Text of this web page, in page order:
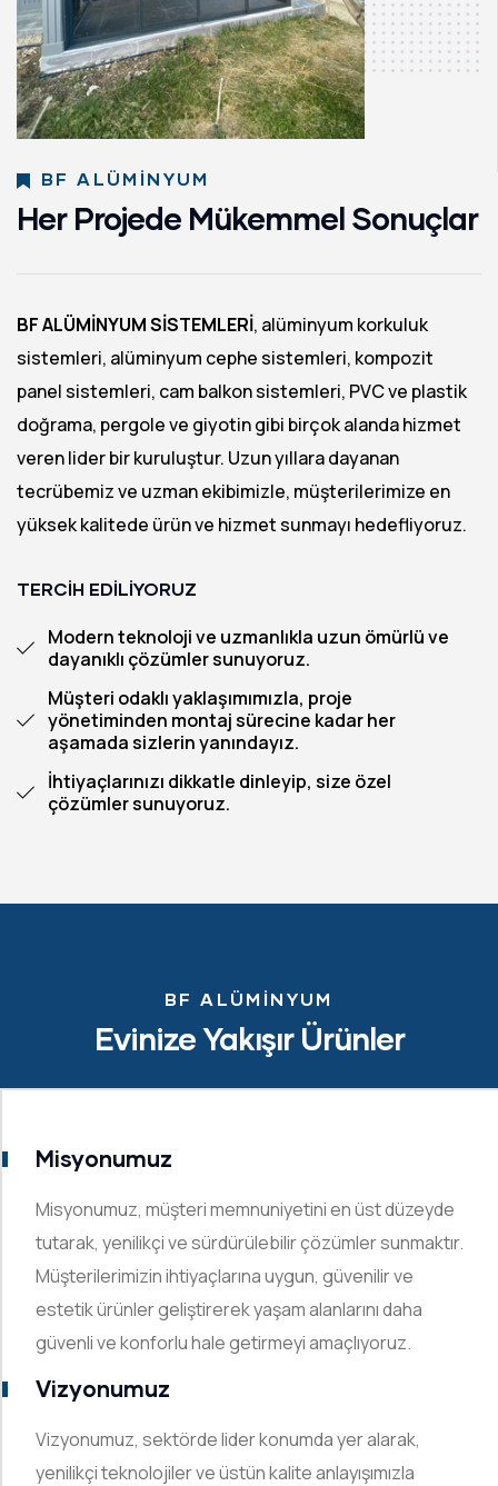
BF ALÜMINYUM
Her Projede Mükemmel Sonuçlar
BF ALÜMİNYUM SİSTEMLERİ, alüminyum korkuluk
sistemleri, alüminyum cephe sistemleri, kompozit
panel sistemleri, cam balkon sistemleri, PVC ve plastik
doğrama, pergole ve giyotin gibi birçok alanda hizmet
veren lider bir kuruluştur. Uzun yıllara dayanan
tecrübemiz ve uzman ekibimizle, müşterilerimize en
yüksek kalitede ürün ve hizmet sunmayı hedefliyoruz.
TERCIH EDILIYORUZ
Modern teknoloji ve uzmanlıkla uzun ömürlü ve
dayanıklı çözümler sunuyoruz.
Müşteri odaklı yaklaşımımızla, proje
yönetiminden montaj sürecine kadar her
aşamada sizlerin yanındayız.
İhtiyaçlarınızı dikkatle dinleyip, size özel
çözümler sunuyoruz.
BF ALÜMINYUM
Evinize Yakışır Ürünler
Misyonumuz
Misyonumuz, müşteri memnuniyetini en üst düzeyde
tutarak, yenilikçi ve sürdürülebilir çözümler sunmaktır.
Müşterilerimizin ihtiyaçlarına uygun, güvenilir ve
estetik ürünler geliştirerek yaşam alanlarını daha
güvenli ve konforlu hale getirmeyi amaçlıyoruz.
Vizyonumuz
Vizyonumuz, sektörde lider konumda yer alarak,
yenilikçi teknolojiler ve üstün kalite anlayışımızla